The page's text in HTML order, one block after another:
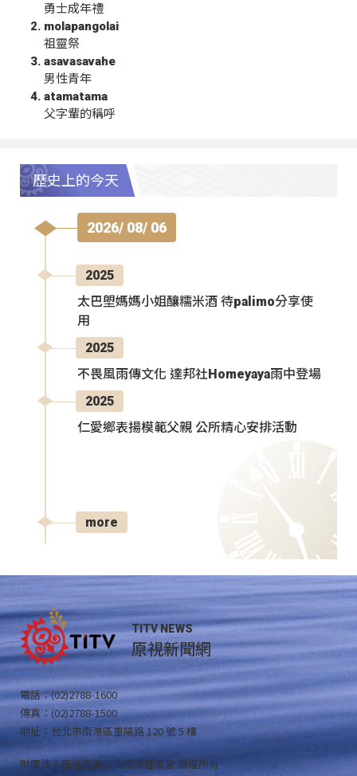
勇士成年禮
molapangolai
祖靈祭
asavasavahe
男性青年
atamatama
父字輩的稱呼
歷史上的今天
2026/ 08/ 06
2025
太巴塱媽媽小姐釀糯米酒 待palimo分享使
用
2025
不畏風雨傳文化 達邦社Homeyaya雨中登場
2025
仁愛鄉表揚模範父親 公所精心安排活動
more
TITV NEWS
原視新聞網
電話：(02)2788-1600
傳真：(02)2788-1500
地址：台北市南港區重陽路 120 號 5 樓
財團法人原住民族文化事業基金會 版權所有